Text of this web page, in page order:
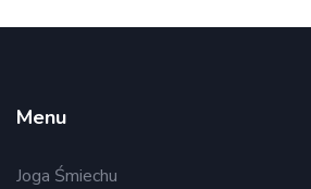
Menu
Joga Śmiechu